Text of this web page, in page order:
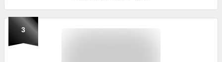
3